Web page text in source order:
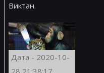
Виктан.
Дата - 2020-10-
28 21:38:17,